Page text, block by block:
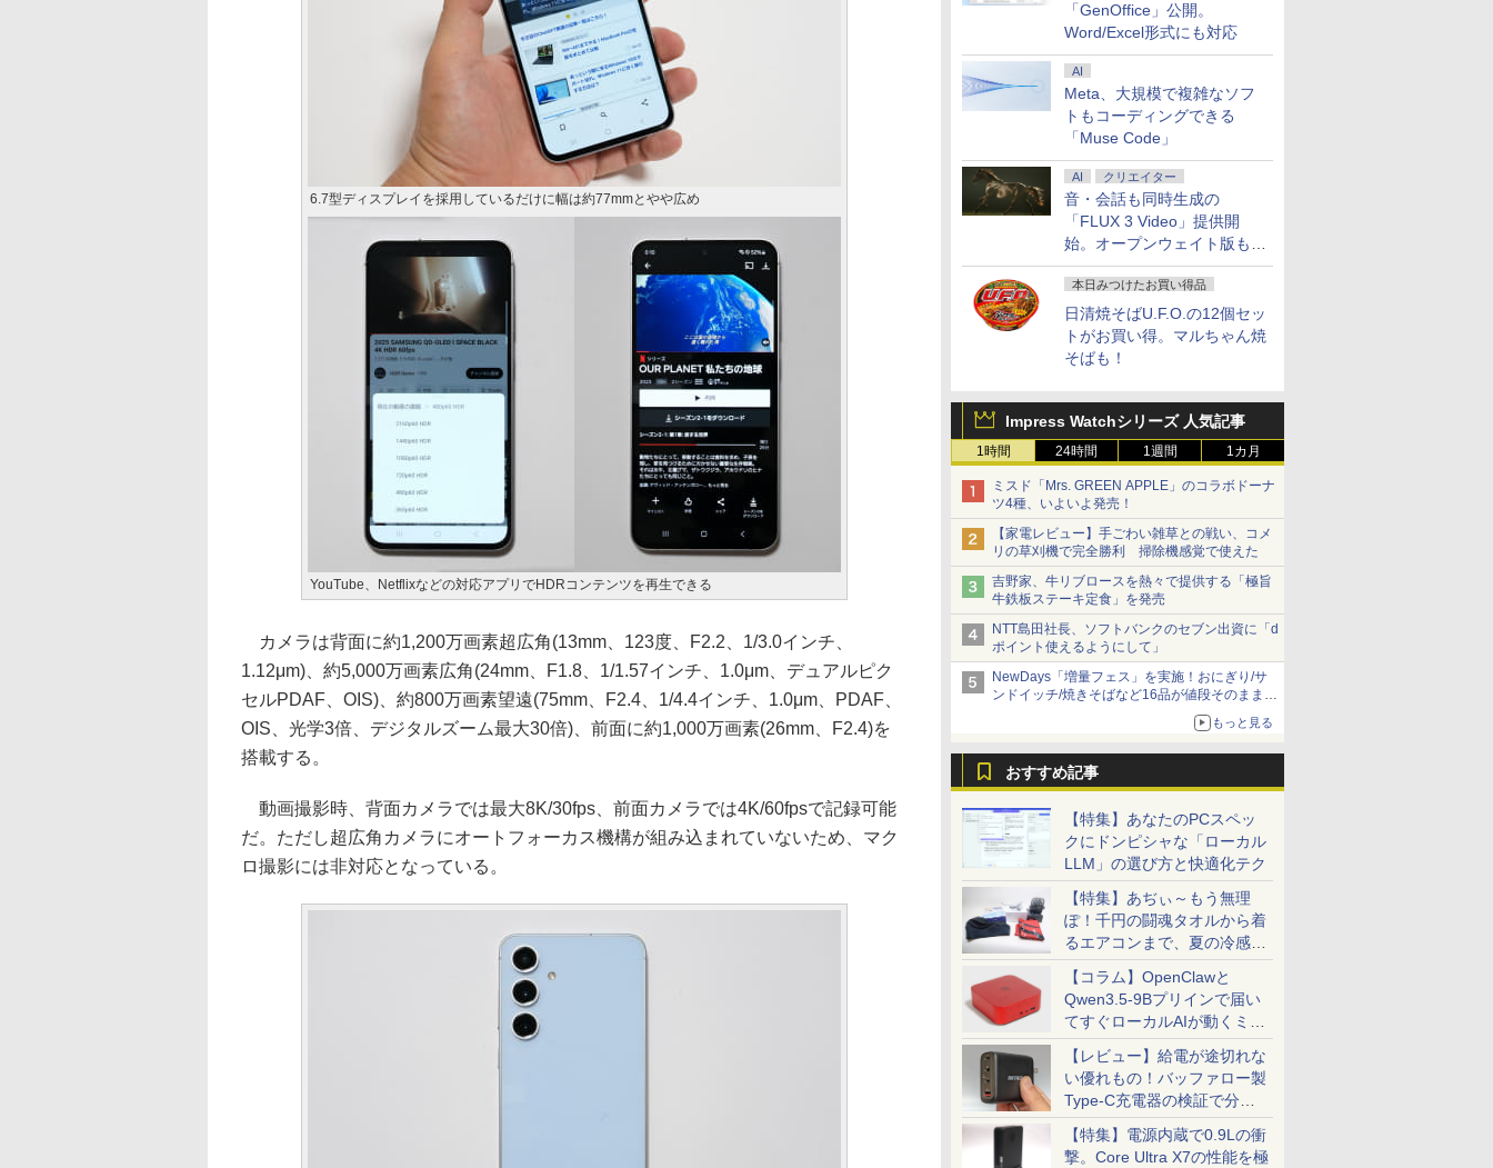
「GenOffice」公開。
Word/Excel形式にも対応
AI
Meta、大規模で複雑なソフ
トもコーディングできる
「Muse Code」
AI クリエイター
音・会話も同時生成の
「FLUX 3 Video」提供開
始。オープンウェイト版も計
画
本日みつけたお買い得品
日清焼そばU.F.O.の12個セッ
トがお買い得。マルちゃん焼
そばも！
Impress Watchシリーズ 人気記事
1時間 24時間 1週間 1カ月
ミスド「Mrs. GREEN APPLE」のコラボドーナ
ツ4種、いよいよ発売！
【家電レビュー】手ごわい雑草との戦い、コメ
リの草刈機で完全勝利 掃除機感覚で使えた
吉野家、牛リブロースを熱々で提供する「極旨
牛鉄板ステーキ定食」を発売
NTT島田社長、ソフトバンクのセブン出資に「d
ポイント使えるようにして」
NewDays「増量フェス」を実施！おにぎり/サ
ンドイッチ/焼きそばなど16品が値段そのままで
もっと見る
おすすめ記事
【特集】あなたのPCスペッ
クにドンピシャな「ローカル
LLM」の選び方と快適化テク
【特集】あぢぃ～もう無理
ぽ！千円の闘魂タオルから着
るエアコンまで、夏の冷感グ
ッズ一挙紹介
【コラム】OpenClawと
Qwen3.5-9Bプリインで届い
てすぐローカルAIが動くミニ
PC「SER9 Pro」
【レビュー】給電が途切れな
い優れもの！バッファロー製
Type-C充電器の検証で分か
ったこと
【特集】電源内蔵で0.9Lの衝
撃。Core Ultra X7の性能を極
6.7型ディスプレイを採用しているだけに幅は約77mmとやや広め
YouTube、Netflixなどの対応アプリでHDRコンテンツを再生できる
カメラは背面に約1,200万画素超広角(13mm、123度、F2.2、1/3.0インチ、
1.12μm)、約5,000万画素広角(24mm、F1.8、1/1.57インチ、1.0μm、デュアルピク
セルPDAF、OIS)、約800万画素望遠(75mm、F2.4、1/4.4インチ、1.0μm、PDAF、
OIS、光学3倍、デジタルズーム最大30倍)、前面に約1,000万画素(26mm、F2.4)を
搭載する。
動画撮影時、背面カメラでは最大8K/30fps、前面カメラでは4K/60fpsで記録可能
だ。ただし超広角カメラにオートフォーカス機構が組み込まれていないため、マク
ロ撮影には非対応となっている。